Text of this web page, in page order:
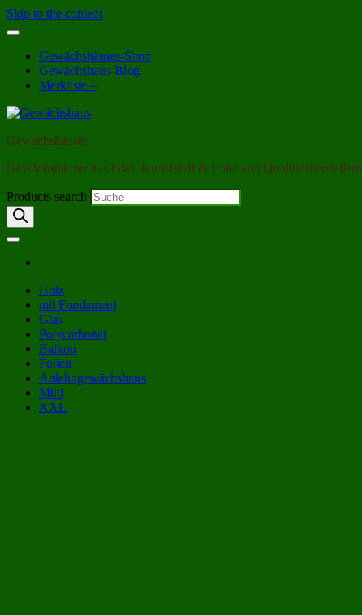
Skip to the content
Gewächshäuser-Shop
Gewächshaus-Blog
Merkliste –
Gewächshäuser
Gewächshäuser aus Glas, Kunststoff & Folie von Qualitätsherstellern
Products search
Holz
mit Fundament
Glas
Polycarbonat
Balkon
Folien
Anlehngewächshaus
Mini
XXL